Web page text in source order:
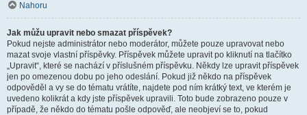
Nahoru
Jak můžu upravit nebo smazat příspěvek?
Pokud nejste administrátor nebo moderátor, můžete pouze upravovat nebo
mazat svoje vlastní příspěvky. Příspěvek můžete upravit po kliknutí na tlačítko
„Upravit“, které se nachází v příslušném příspěvku. Někdy lze upravit příspěvek
jen po omezenou dobu po jeho odeslání. Pokud již někdo na příspěvek
odpověděl a vy se do tématu vrátíte, najdete pod ním krátký text, ve kterém je
uvedeno kolikrát a kdy jste příspěvek upravili. Toto bude zobrazeno pouze v
případě, že někdo do tématu pošle odpověď, ale neobjeví se to, pokud